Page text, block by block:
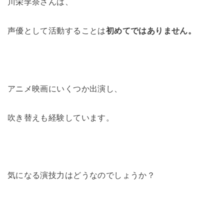
声優として活動することは初めてではありません。
アニメ映画にいくつか出演し、
吹き替えも経験しています。
気になる演技力はどうなのでしょうか？